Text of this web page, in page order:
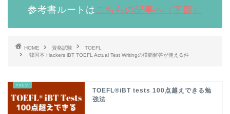
参考書ルートは こちらの記事へ（下部）
HOME 資格試験
TOEFL
韓国本 Hackers iBT TOEFL Actual Test Writingの模範解答が使える件
TOEFL®iBT tests 100点越えできる勉
強法